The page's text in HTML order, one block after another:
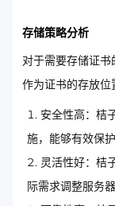
存储策略分析
对于需要存储证
作为证书的存放位
安全性高：桔
施，能够有效保
灵活性好：桔
际需求调整服务器